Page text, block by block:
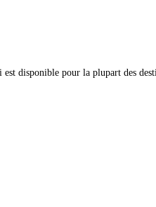
disponible pour la plupart des